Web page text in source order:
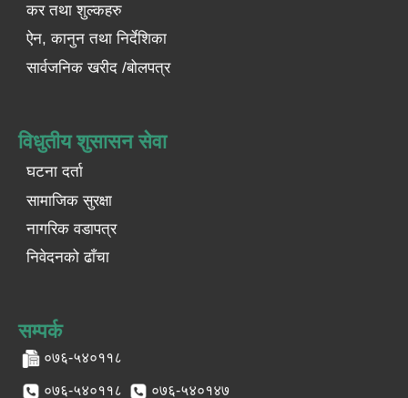
कर तथा शुल्कहरु
ऐन, कानुन तथा निर्देशिका
सार्वजनिक खरीद /बोलपत्र
विधुतीय शुसासन सेवा
घटना दर्ता
सामाजिक सुरक्षा
नागरिक वडापत्र
निवेदनको ढाँचा
सम्पर्क
०७६-५४०११८
०७६-५४०११८ ०७६-५४०१४७